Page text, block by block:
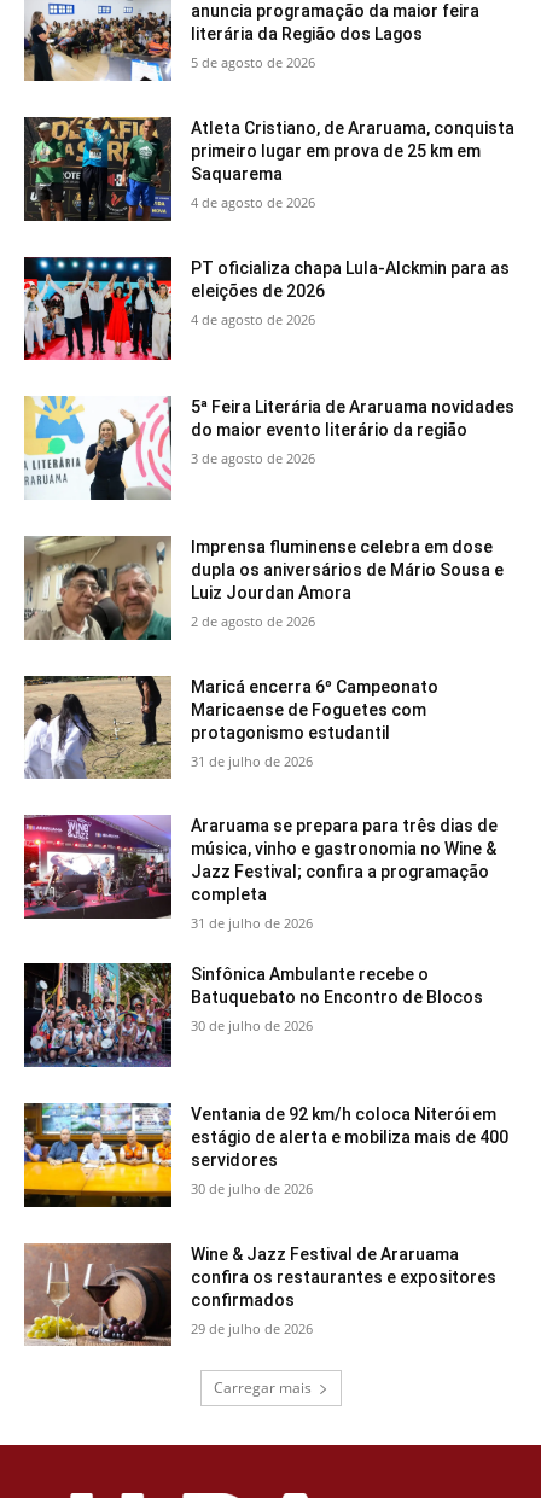
anuncia programação da maior feira
literária da Região dos Lagos
5 de agosto de 2026
Atleta Cristiano, de Araruama, conquista
primeiro lugar em prova de 25 km em
Saquarema
4 de agosto de 2026
PT oficializa chapa Lula-Alckmin para as
eleições de 2026
4 de agosto de 2026
5ª Feira Literária de Araruama novidades
do maior evento literário da região
3 de agosto de 2026
Imprensa fluminense celebra em dose
dupla os aniversários de Mário Sousa e
Luiz Jourdan Amora
2 de agosto de 2026
Maricá encerra 6º Campeonato
Maricaense de Foguetes com
protagonismo estudantil
31 de julho de 2026
Araruama se prepara para três dias de
música, vinho e gastronomia no Wine &
Jazz Festival; confira a programação
completa
31 de julho de 2026
Sinfônica Ambulante recebe o
Batuquebato no Encontro de Blocos
30 de julho de 2026
Ventania de 92 km/h coloca Niterói em
estágio de alerta e mobiliza mais de 400
servidores
30 de julho de 2026
Wine & Jazz Festival de Araruama
confira os restaurantes e expositores
confirmados
29 de julho de 2026
Carregar mais